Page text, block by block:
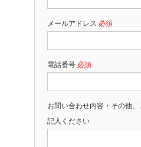
メールアドレス 必須
電話番号 必須
お問い合わせ内容・その他
記入ください